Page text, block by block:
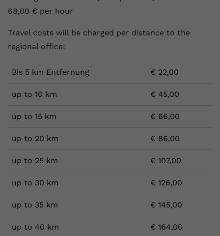
68,00 € per hour
Travel costs will be charged per distance to the
regional office:
Bis 5 km Entfernung € 22,00
up to 10 km € 45,00
up to 15 km € 66,00
up to 20 km € 86,00
up to 25 km € 107,00
up to 30 km € 126,00
up to 35 km € 145,00
up to 40 km € 164,00